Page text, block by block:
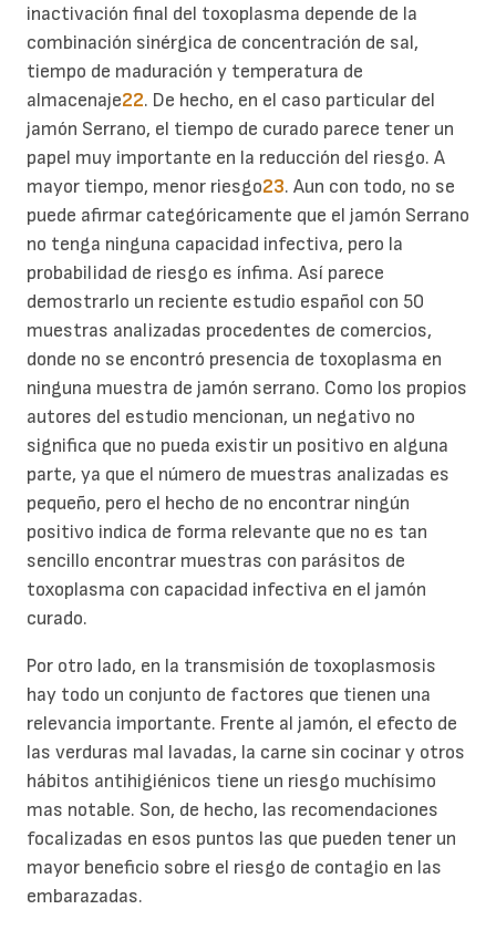
inactivación final del toxoplasma depende de la
combinación sinérgica de concentración de sal,
tiempo de maduración y temperatura de
almacenaje22. De hecho, en el caso particular del
jamón Serrano, el tiempo de curado parece tener un
papel muy importante en la reducción del riesgo. A
mayor tiempo, menor riesgo23. Aun con todo, no se
puede afirmar categóricamente que el jamón Serrano
no tenga ninguna capacidad infectiva, pero la
probabilidad de riesgo es ínfima. Así parece
demostrarlo un reciente estudio español con 50
muestras analizadas procedentes de comercios,
donde no se encontró presencia de toxoplasma en
ninguna muestra de jamón serrano. Como los propios
autores del estudio mencionan, un negativo no
significa que no pueda existir un positivo en alguna
parte, ya que el número de muestras analizadas es
pequeño, pero el hecho de no encontrar ningún
positivo indica de forma relevante que no es tan
sencillo encontrar muestras con parásitos de
toxoplasma con capacidad infectiva en el jamón
curado.
Por otro lado, en la transmisión de toxoplasmosis
hay todo un conjunto de factores que tienen una
relevancia importante. Frente al jamón, el efecto de
las verduras mal lavadas, la carne sin cocinar y otros
hábitos antihigiénicos tiene un riesgo muchísimo
mas notable. Son, de hecho, las recomendaciones
focalizadas en esos puntos las que pueden tener un
mayor beneficio sobre el riesgo de contagio en las
embarazadas.